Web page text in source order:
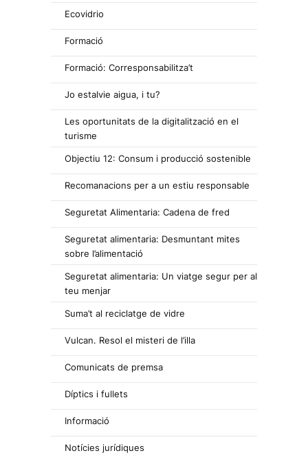
Ecovidrio
Formació
Formació: Corresponsabilitza’t
Jo estalvie aigua, i tu?
Les oportunitats de la digitalització en el
turisme
Objectiu 12: Consum i producció sostenible
Recomanacions per a un estiu responsable
Seguretat Alimentaria: Cadena de fred
Seguretat alimentaria: Desmuntant mites
sobre l’alimentació
Seguretat alimentaria: Un viatge segur per al
teu menjar
Suma’t al reciclatge de vidre
Vulcan. Resol el misteri de l’illa
Comunicats de premsa
Díptics i fullets
Informació
Notícies jurídiques